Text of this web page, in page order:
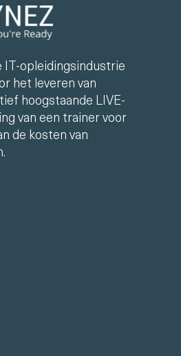
IT-opleidingsindustrie
het leveren van
hoogstaande LIVE-
van een trainer voor
de kosten van